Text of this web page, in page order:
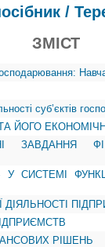
/
ЗМІСТ
господарювання:
суб’єктів
ЙОГО
У СИСТЕМІ
ДІЯЛЬНОСТІ
РІШЕНЬ